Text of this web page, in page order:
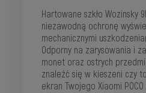
Hartowane szkło Wozinsky
niezawodną ochronę
mechanicznymi
Odporny na zarysowania i
monet oraz ostrych
znaleźć się w kieszeni czy
ekran Twojego Xiaomi POCO